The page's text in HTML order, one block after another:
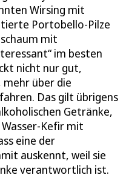
Wirsing mit
Portobello-Pilze
mit
im besten
nicht nur gut,
über die
Das gilt übrigens
Getränke,
Kefir mit
eine der
auskennt, weil sie
verantwortlich ist.